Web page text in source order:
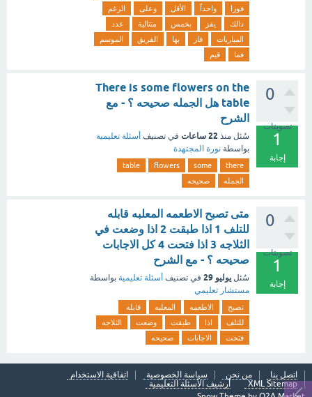
فوزا
واحداً الأقل وعلى
الرغم
ذالك
يفز بخمس متتالية
عدد
المباريات
فاز بها الفريق
الموسم
فما
قيم
0
تصويتات
1
إجابة
There is some flowers on the
table هل الجمله صحيحه ؟ - مع
الشرح
سُئل منذ 22 ساعات في تصنيف أسئلة تعليمية
بواسطة نورة المجتهدة
there
some
flowers
table
الجمله
صحيحه
0
تصويتات
1
إجابة
متى تصبح الاطعمه المعلبه قابله
للتلف 1 اذا طبقت 2 اذا وضعت في
الثلاجه 3 اذا فتحت 4 كل الاجابات
صحيحه ؟ - مع الشرح
سُئل يوليو 29 في تصنيف أسئلة تعليمية بواسطة
مستشار تعليمي
تصبح الاطعمه المعلبه
قابله
للتلف
اذا طبقت وضعت
الثلاجه
فتحت
الاجابات صحيحه
اتصل بنا من نحن سياسة الخصوصية
اتفاقية الاستخدام
XML Sitemap
أرشيف الأسئلة التعليمية